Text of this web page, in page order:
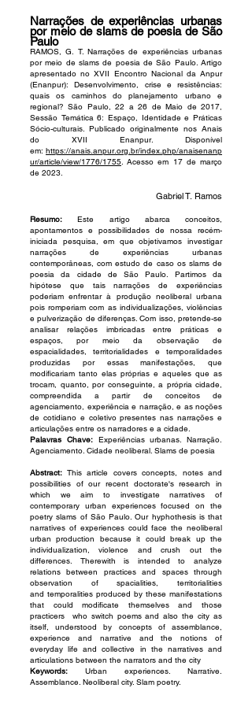
Narrações de experiências urbanas
por meio de slams de poesia de São
Paulo
RAMOS, G. T. Narrações de experiências urbanas
por meio de slams de poesia de São Paulo. Artigo
apresentado no XVII Encontro Nacional da Anpur
(Enanpur): Desenvolvimento, crise e resistências:
quais os caminhos do planejamento urbano e
regional? São Paulo, 22 a 26 de Maio de 2017,
Sessão Temática 6: Espaço, Identidade e Práticas
Sócio-culturais. Publicado originalmente nos Anais
do XVII Enanpur. Disponível
em: https://anais.anpur.org.br/index.php/anaisenanp
ur/article/view/1776/1755. Acesso em 17 de março
de 2023.
Gabriel T. Ramos
Resumo: Este artigo abarca conceitos,
apontamentos e possibilidades de nossa recém-
iniciada pesquisa, em que objetivamos investigar
narrações de experiências urbanas
contemporâneas, com estudo de caso os slams de
poesia da cidade de São Paulo. Partimos da
hipótese que tais narrações de experiências
poderiam enfrentar à produção neoliberal urbana
pois romperiam com as individualizações, violências
e pulverização de diferenças. Com isso, pretende-se
analisar relações imbricadas entre práticas e
espaços, por meio da observação de
espacialidades, territorialidades e temporalidades
produzidas por essas manifestações, que
modificariam tanto elas próprias e aqueles que as
trocam, quanto, por conseguinte, a própria cidade,
compreendida a partir de conceitos de
agenciamento, experiência e narração, e as noções
de cotidiano e coletivo presentes nas narrações e
articulações entre os narradores e a cidade.
Palavras Chave:Experiências urbanas. Narração.
Agenciamento. Cidade neoliberal. Slams de poesia
Abstract: This article covers concepts, notes and
possibilities of our recent doctorate's research in
which we aim to investigate narratives of
contemporary urban experiences focused on the
poetry slams of São Paulo. Our hyphothesis is that
narratives of experiences could face the neoliberal
urban production because it could break up the
individualization, violence and crush out the
differences. Therewith is intended to analyze
relations between practices and spaces through
observation of spacialities, territorialities
and temporalities produced by these manifestations
that could modificate themselves and those
practicers who switch poems and also the city as
itself, understood by concepts of assemblance,
experience and narrative and the notions of
everyday life and collective in the narratives and
articulations between the narrators and the city
Keywords: Urban experiences. Narrative.
Assemblance. Neoliberal city. Slam poetry.